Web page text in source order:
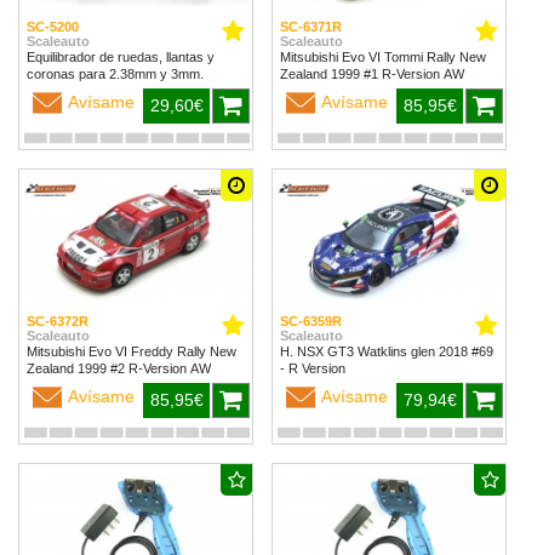
SC-5200
Scaleauto
Equilibrador de ruedas, llantas y
coronas para 2.38mm y 3mm.
Avísame 29,60€
SC-6371R
Scaleauto
Mitsubishi Evo VI Tommi Rally New
Zealand 1999 #1 R-Version AW
Avísame 85,95€
SC-6372R
Scaleauto
Mitsubishi Evo VI Freddy Rally New
Zealand 1999 #2 R-Version AW
Avísame 85,95€
SC-6359R
Scaleauto
H. NSX GT3 Watklins glen 2018 #69
- R Version
Avísame 79,94€